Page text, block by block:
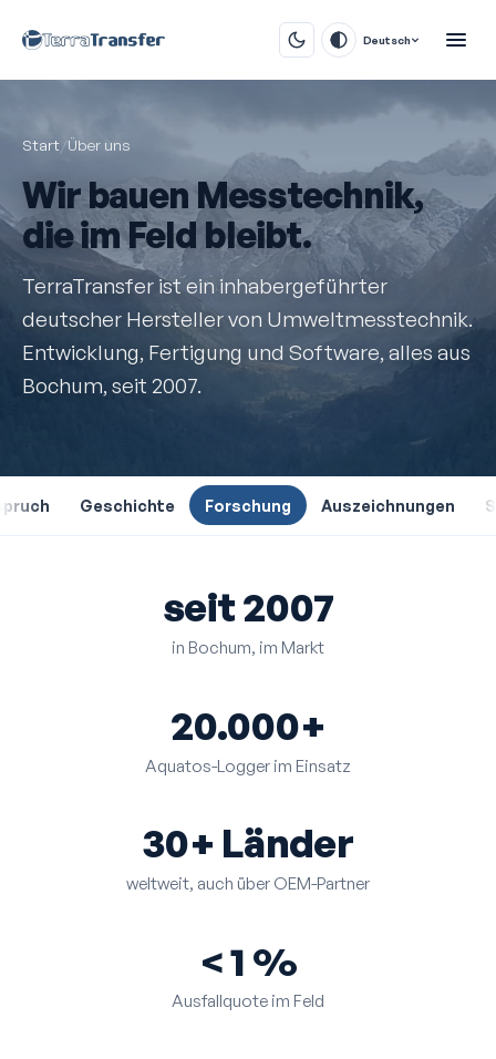
Deutsch
Start/Über uns
Wir bauen Mess­technik,
die im Feld bleibt.
TerraTransfer ist ein inhaber­geführter
deutscher Hersteller von Umweltmess­technik.
Entwicklung, Fertigung und Software, alles aus
Bochum, seit 2007.
Geschichte Forschung Auszeichnungen
seit 2007
in Bochum, im Markt
20.000+
Aquatos-Logger im Einsatz
30+ Länder
weltweit, auch über OEM-Partner
< 1 %
Ausfallquote im Feld